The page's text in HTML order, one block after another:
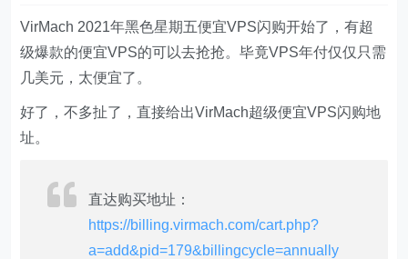
VirMach 2021年黑色星期五便宜VPS闪购开始了，有超
级爆款的便宜VPS的可以去抢抢。毕竟VPS年付仅仅只需
几美元，太便宜了。
好了，不多扯了，直接给出VirMach超级便宜VPS闪购地
址。
直达购买地址：
https://billing.virmach.com/cart.php?
a=add&pid=179&billingcycle=annually